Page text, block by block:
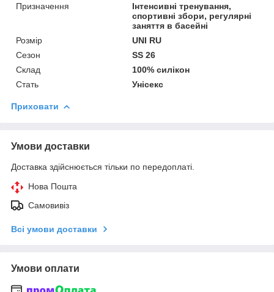
Призначення
Інтенсивні тренування,
спортивні збори, регулярні
заняття в басейні
Розмір
UNI RU
Сезон
SS 26
Склад
100% силікон
Стать
Унісекс
Приховати
Умови доставки
Доставка здійснюється тільки по передоплаті.
Нова Пошта
Самовивіз
Всі умови доставки
Умови оплати